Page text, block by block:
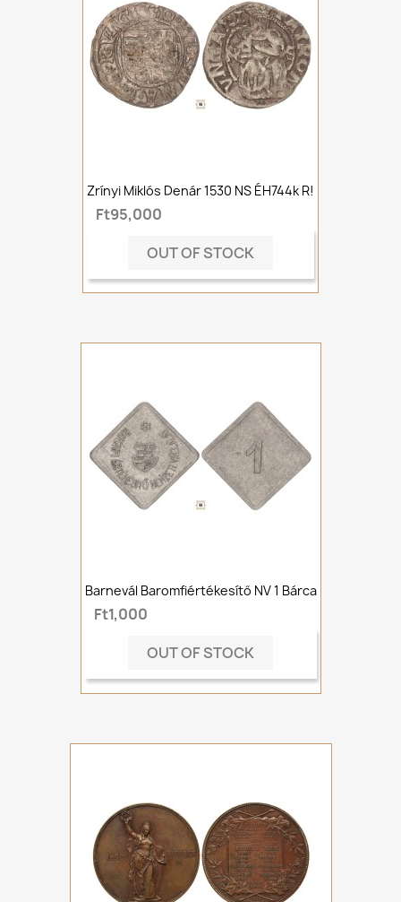
Zrínyi Miklós Denár 1530 NS ÉH744k R!
Ft95,000
OUT OF STOCK
Barnevál Baromfiértékesítő NV 1 Bárca
Ft1,000
OUT OF STOCK